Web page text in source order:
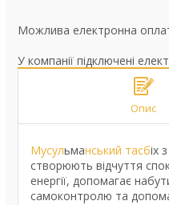
У компанії підключені
Опис
Мусульманський тасбіх
створюють відчуття
енергії, допомагає
самоконтролю та